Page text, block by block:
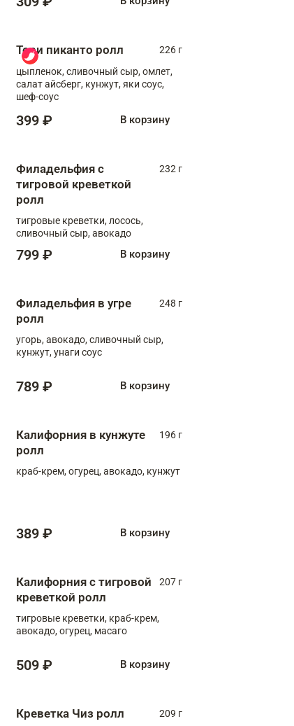
Тори пиканто ролл
226 г
цыпленок, сливочный сыр, омлет,
салат айсберг, кунжут, яки соус,
шеф-соус
399 ₽ В корзину
Филадельфия с
тигровой креветкой
ролл
232 г
тигровые креветки, лосось,
сливочный сыр, авокадо
799 ₽ В корзину
Филадельфия в угре
ролл
248 г
угорь, авокадо, сливочный сыр,
кунжут, унаги соус
789 ₽ В корзину
Калифорния в кунжуте
ролл
196 г
краб-крем, огурец, авокадо, кунжут
389 ₽ В корзину
Калифорния с тигровой
креветкой ролл
207 г
тигровые креветки, краб-крем,
авокадо, огурец, масаго
509 ₽ В корзину
Креветка Чиз ролл 209 г